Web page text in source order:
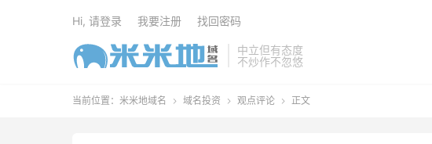
中立但有态度
不炒作不忽悠
Hi, 请登录 我要注册 找回密码
当前位置： 米米地域名  域名投资  观点评论  正文